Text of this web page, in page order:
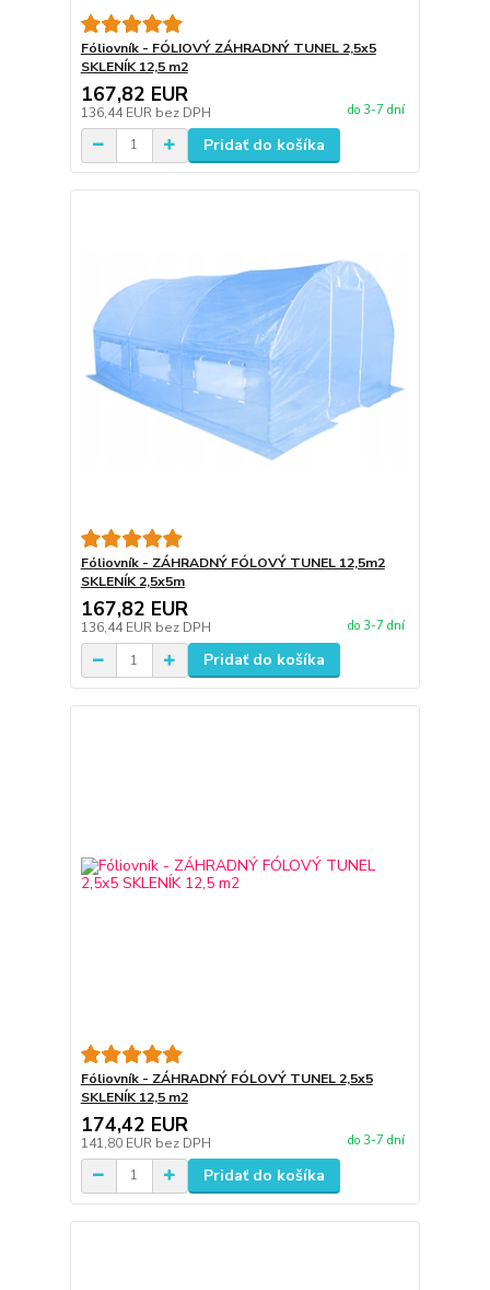
Fóliovník - FÓLIOVÝ ZÁHRADNÝ TUNEL 2,5x5
SKLENÍK 12,5 m2
167,82 EUR
136,44 EUR bez DPH do 3-7 dní
Pridať do košíka
Fóliovník - ZÁHRADNÝ FÓLOVÝ TUNEL 12,5m2
SKLENÍK 2,5x5m
167,82 EUR
136,44 EUR bez DPH do 3-7 dní
Pridať do košíka
Fóliovník - ZÁHRADNÝ FÓLOVÝ TUNEL 2,5x5
SKLENÍK 12,5 m2
174,42 EUR
141,80 EUR bez DPH do 3-7 dní
Pridať do košíka